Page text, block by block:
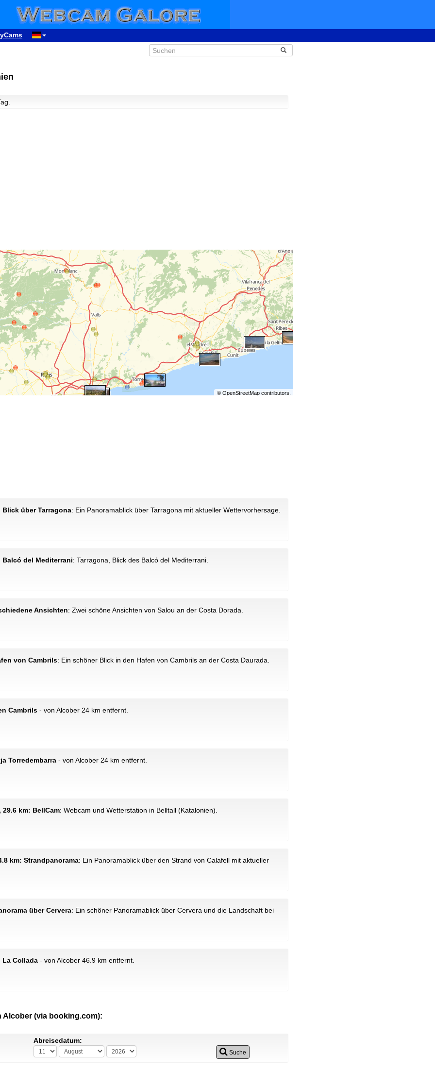
© OpenStreetMapcontributors.
Blick über Tarragona: Ein Panoramablick über Tarragona mit aktueller Wettervorhersage.
Balcó del Mediterrani: Tarragona, Blick des Balcó del Mediterrani.
Ansichten: Zwei schöne Ansichten von Salou an der Costa Dorada.
von Cambrils: Ein schöner Blick in den Hafen von Cambrils an der Costa Daurada.
Cambrils - von Alcober 24 km entfernt.
Torredembarra - von Alcober 24 km entfernt.
km: BellCam: Webcam und Wetterstation in Belltall (Katalonien).
km: Strandpanorama: Ein Panoramablick über den Strand von Calafell mit aktueller
über Cervera: Ein schöner Panoramablick über Cervera und die Landschaft bei
La Collada - von Alcober 46.9 km entfernt.
(via booking.com):
Abreisedatum:
Suche